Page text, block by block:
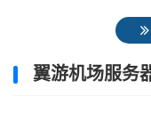
翼游机场服务